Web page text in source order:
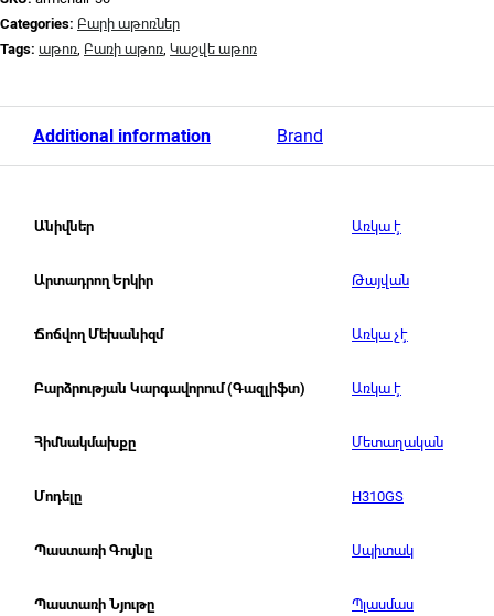
Categories: Բարի աթոռներ
Tags: աթոռ, Բառի աթոռ, Կաշվե աթոռ
Additional information Brand
Անիվներ Առկա է
Արտադրող Երկիր Թայվան
Ճոճվող Մեխանիզմ Առկա չէ
Բարձրության Կարգավորում (Գազլիֆտ) Առկա է
Հիմնակմախքը Մետաղական
Մոդելը H310GS
Պաստառի Գույնը Սպիտակ
Պաստառի Նյութը Պլասմաս